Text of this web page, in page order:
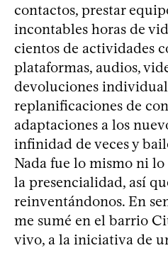
contactos, prestar
incontables horas de
cientos de actividades
plataformas, audios,
devoluciones
replanificaciones de
adaptaciones a los
infinidad de veces y
Nada fue lo mismo ni
la presencialidad, así
reinventándonos. En
me sumé en el barrio
vivo, a la iniciativa de